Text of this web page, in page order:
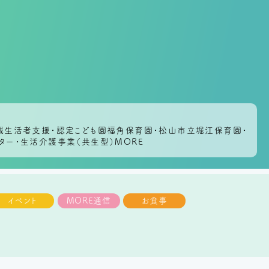
活者支援・認定こども園福角保育園・松山市立堀江保育園・
ー・生活介護事業（共生型）MORE
イベント MORE通信 お食事